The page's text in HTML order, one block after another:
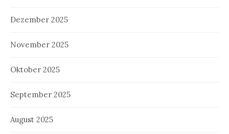
Dezember 2025
November 2025
Oktober 2025
September 2025
August 2025